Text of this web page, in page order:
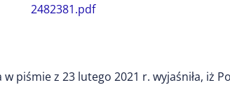
2482381.pdf
piśmie z 23 lutego 2021 r. wyjaśniła, iż